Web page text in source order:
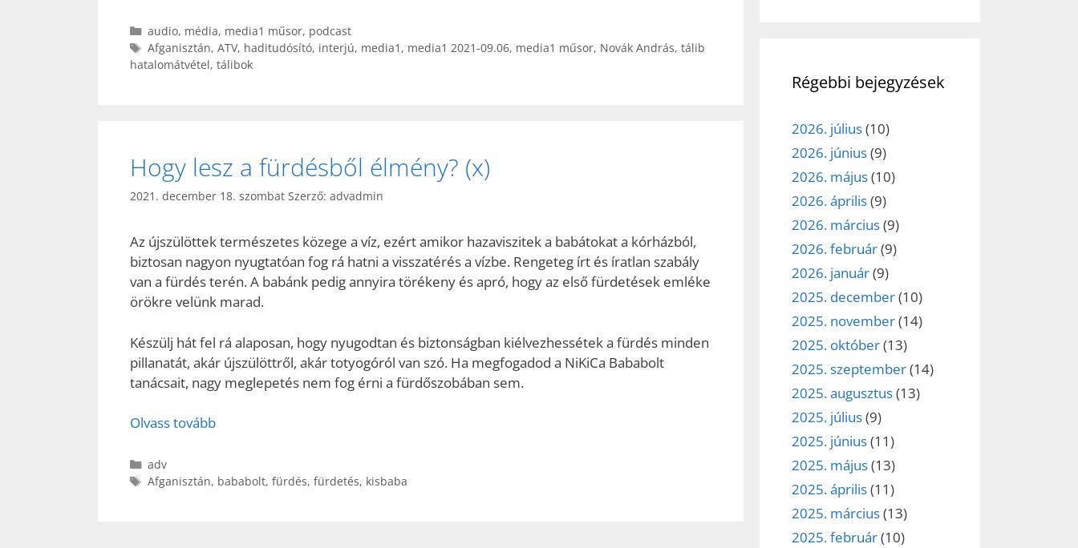
Kategória
audio, média, media1 műsor, podcast
Címkék
Afganisztán, ATV, haditudósító, interjú, media1 , media1 2021-09.06, media1 műsor, Novák András, tálib
hatalomátvétel, tálibok
Hogy lesz a fürdésből élmény? (x)
2021. december 18. szombat Szerző: advadmin
Az újszülöttek természetes közege a víz, ezért amikor hazaviszitek a babátokat a kórházból,
biztosan nagyon nyugtatóan fog rá hatni a visszatérés a vízbe. Rengeteg írt és íratlan szabály
van a fürdés terén. A babánk pedig annyira törékeny és apró, hogy az első fürdetések emléke
örökre velünk marad.
Készülj hát fel rá alaposan, hogy nyugodtan és biztonságban kiélvezhessétek a fürdés minden
pillanatát, akár újszülöttről, akár totyogóról van szó. Ha megfogadod a NiKiCa Bababolt
tanácsait, nagy meglepetés nem fog érni a fürdőszobában sem.
Olvass tovább
Kategória
adv
Címkék
Afganisztán, bababolt, fürdés, fürdetés, kisbaba
Régebbi bejegyzések
2026. július(10)
2026. június(9)
2026. május(10)
2026. április(9)
2026. március(9)
2026. február(9)
2026. január(9)
2025. december(10)
2025. november(14)
2025. október(13)
2025. szeptember(14)
2025. augusztus(13)
2025. július(9)
2025. június(11)
2025. május(13)
2025. április(11)
2025. március(13)
2025. február(10)